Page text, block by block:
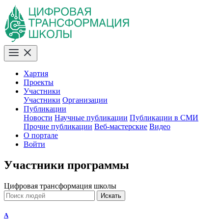
Хартия
Проекты
Участники
Участники Организации
Публикации
Новости Научные публикации Публикации в СМИ
Прочие публикации Веб-мастерские Видео
О портале
Войти
Участники программы
Цифровая трансформация школы
Искать
A